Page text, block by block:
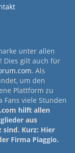
unter allen
Dies gilt auch für
. Als
um den
Plattform zu
Fans viele Stunden
hilft allen
aus
sind. Kurz: Hier
Firma Piaggio.